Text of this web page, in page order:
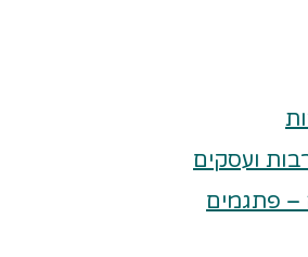
ועסקים
– פתגמים